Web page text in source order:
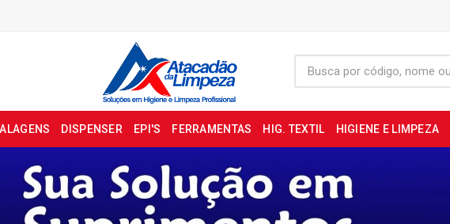
DISPENSER EPI'S FERRAMENTAS HIG. TEXTIL HIGIENE E LIMPEZA